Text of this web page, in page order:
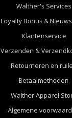
Walther's Services
Loyalty Bonus &
Klantenservice
Verzenden &
Retourneren en
Betaalmethoden
Walther Apparel
Algemene